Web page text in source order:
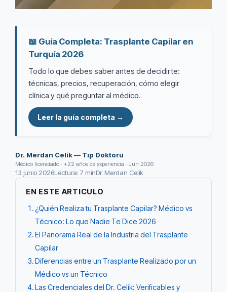
📖 Guía Completa: Trasplante Capilar en
Turquía 2026
Todo lo que debes saber antes de decidirte:
técnicas, precios, recuperación, cómo elegir
clínica y qué preguntar al médico.
Leer la guía completa →
Dr. Merdan Celik — Tıp Doktoru
Médico licenciado · +22 años de experiencia · Jun 2026
13 junio 2026Lectura: 7 minDr. Merdan Celik
EN ESTE ARTICULO
¿Quién Realiza tu Trasplante Capilar? Médico vs
Técnico: Lo que Nadie Te Dice 2026
El Panorama Real de la Industria del Trasplante
Capilar
Diferencias entre un Trasplante Realizado por un
Médico vs un Técnico
Las Credenciales del Dr. Celik: Verificables y